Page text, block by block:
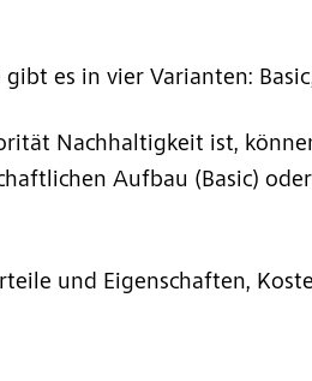
gibt es in vier Varianten:
Nachhaltigkeit ist,
Aufbau (Basic)
und Eigenschaften,